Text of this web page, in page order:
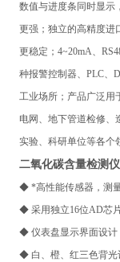
数值与进度条同时显示
更强；独立的高精度进
更稳定；4~20mA、
种报警控制器、PLC、
工业场所；产品广泛用
电网、地下管道检修、
实验、科研单位等各个
二氧化碳含量检测仪
◆ *高性能传感器，测
◆ 采用独立16位AD芯
◆ 仪表盘显示界面设计
◆ 白、橙、红三色背光